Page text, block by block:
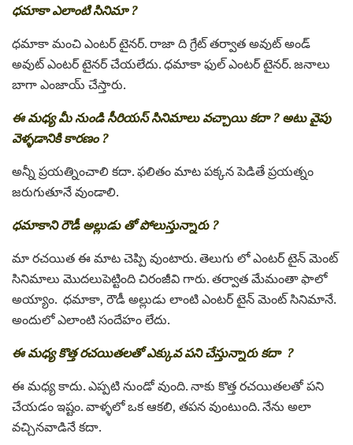
ధమాకా ఎలాంటి సినిమా ?
ధమాకా మంచి ఎంటర్ టైనర్. రాజా ది గ్రేట్ తర్వాత అవుట్ అండ్
అవుట్ ఎంటర్ టైనర్ చేయలేదు. ధమాకా ఫుల్ ఎంటర్ టైనర్. జనాలు
బాగా ఎంజాయ్ చేస్తారు.
ఈ మధ్య మీ నుండి సీరియస్ సినిమాలు వచ్చాయి కదా ? అటు వైపు
వెళ్ళడానికి కారణం ?
అన్నీ ప్రయత్నించాలి కదా. ఫలితం మాట పక్కన పెడితే ప్రయత్నం
జరుగుతూనే వుండాలి.
ధమాకాని రౌడీ అల్లుడు తో పోలుస్తున్నారు ?
మా రచయిత ఈ మాట చెప్పి వుంటారు. తెలుగు లో ఎంటర్ టైన్ మెంట్
సినిమాలు మొదలుపెట్టింది చిరంజీవి గారు. తర్వాత మేమంతా ఫాలో
అయ్యాం. ధమాకా, రౌడీ అల్లుడు లాంటి ఎంటర్ టైన్ మెంట్ సినిమానే.
అందులో ఎలాంటి సందేహం లేదు.
ఈ మధ్య కొత్త రచయితలతో ఎక్కువ పని చేస్తున్నారు కదా ?
ఈ మధ్య కాదు. ఎప్పటి నుండో వుంది. నాకు కొత్త రచయితలతో పని
చేయడం ఇష్టం. వాళ్ళలో ఒక ఆకలి, తపన వుంటుంది. నేను అలా
వచ్చినవాడినే కదా.